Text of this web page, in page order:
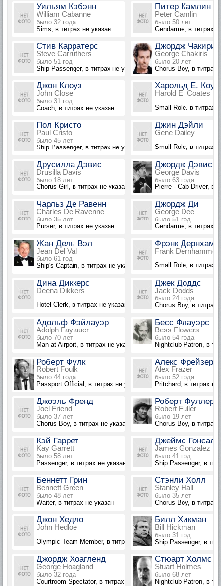
Уильям Кэбэнн
William Cabanne
было 32 года
Sims, в титрах не указан
Питер Камлин
Peter Camlin
было 50 лет
Gendarme, в титрах
Стив Карратерс
Steve Carruthers
было 51 год
Ship Passenger, в титрах не указан
Джордж Чакирис
George Chakiris
было 20 лет
Chorus Boy, в титрах
Джон Клоуз
John Close
было 31 год
Coach, в титрах не указан
Харольд Е.
Harold E. Coates
Small Role, в титрах
Пол Кристо
Paul Cristo
было 45 лет
Ship Passenger, в титрах не указан
Джин Дэйли
Gene Dailey
Small Role, в титрах
Друсилла Дэвис
Drusilla Davis
было 18 лет
Chorus Girl, в титрах не указана
Джордж Дэвис
George Davis
было 63 года
Pierre - Cab Driver, в
Чарльз Де Равенн
Charles De Ravenne
было 35 лет
Purser, в титрах не указан
Джордж Ди
George Dee
было 51 год
Gendarme, в титрах
Жан Дель Вэл
Jean Del Val
было 61 год
Ship's Captain, в титрах не указан
Фрэнк
Frank Dernhammer
Small Role, в титрах
Дина Диккерс
Deena Dikkers
Hotel Clerk, в титрах не указан
Джек Доддс
Jack Dodds
было 24 года
Chorus Boy, в титрах
Адольф Фэйлауэр
Adolph Faylauer
было 70 лет
Man at Airport, в титрах не указан
Бесс Флауэрс
Bess Flowers
было 54 года
Nightclub Patron, в
Роберт Фулк
Robert Foulk
было 44 года
Passport Official, в титрах не указан
Алекс Фрейзер
Alex Frazer
было 52 года
Pritchard, в титрах не
Джоэль Френд
Joel Friend
было 37 лет
Chorus Boy, в титрах не указан
Роберт Фуллер
Robert Fuller
было 19 лет
Chorus Boy, в титрах
Кэй Гаррет
Kay Garrett
было 58 лет
Passenger, в титрах не указан
Джеймс
James Gonzalez
было 41 год
Ship Passenger, в
Беннетт Грин
Bennett Green
было 48 лет
Waiter, в титрах не указан
Стэнли Холл
Stanley Hall
было 35 лет
Chorus Boy, в титрах
Джон Хедло
John Hedloe
Olympic Team Member, в титрах не указан
Билл Хикман
Bill Hickman
было 31 год
Ship Passenger, в
Джордж Хоагленд
George Hoagland
было 32 года
Courtroom Spectator, в титрах не указан
Стюарт Холмс
Stuart Holmes
было 68 лет
Nightclub Patron, в